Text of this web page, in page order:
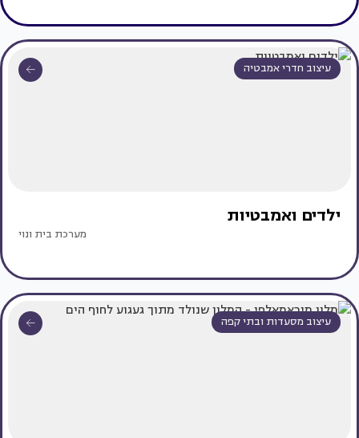
עיצוב חדרי אמבטיה
ילדים ואמבטיות
מערכת בית ונוי
עיצוב מסעדות ובתי קפה